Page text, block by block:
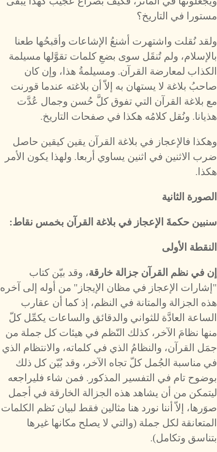
مستورا في التاريخ؟
ولقد نُقلت واشتهرت أشنعُ الإشاعات وأقبحُها طعنا
بالإسلام، ولم تُنقَل سوى بضعِ كلمات تقوَّلها مسيلمة
الكذاب لمعارضة القرآن. ومسيلمةُ هذا، وإن كان
صاحبُ بلاغة لا يستهان به إلاّ أن بلاغته عندما قورنت
مع بلاغة القرآن التي تفوق كلَّ حُسن وجمال عُدَّت
هذيانا. ونُقل كلامُه هكذا في صفحات التاريخ.
وهكذا فالإعجاز في بلاغة القرآن يقين كيقين حاصل
ضرب الاثنين في اثنين يساوي أربعا. ولهذا يكون الأمر
هكذا.
الصورة الثانية
سنبين حكمةَ الإعجاز في بلاغة القرآن بخمس نقاط:
النقطة الأولى
إن في نظم القرآن جزالة خارقة، وقد بيّن كتاب
"إشارات الإعجاز في مظان الإيجاز" من أوله إلى آخره
هذه الجزالة والمتانة في النظم، إذ كما أن عقارب
الساعة العادَّة للثواني والدقائق والساعات يكمِّل كلّ
منها نظامَ الآخر، كذلك النّظم في هيئات كل جملة من
جمَل القرآن، والنظامُ الذي في كلماته، والانتظام الذي
في مناسبة الجُمل كلّ تجاه الآخر، وقد بُيّن كل ذلك
بوضوح تام في التفسير المذكور. فمن شاء فليراجعه
ليتمكن من أن يشاهد هذه الجزالة الخارقة في أجمل
صوَرها، إلاّ أننا نورد هنا مثالين فقط لبيان نَظم الكلمات
المتعانقة لكل جملة (والتي لا يصلح مكانها غيرها
بتناسق وتكامل).